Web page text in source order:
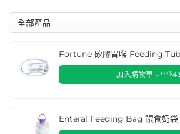
Fortune 矽膠胃喉 Feeding
加入購物車 - HK$
Enteral Feeding Bag 餵食奶